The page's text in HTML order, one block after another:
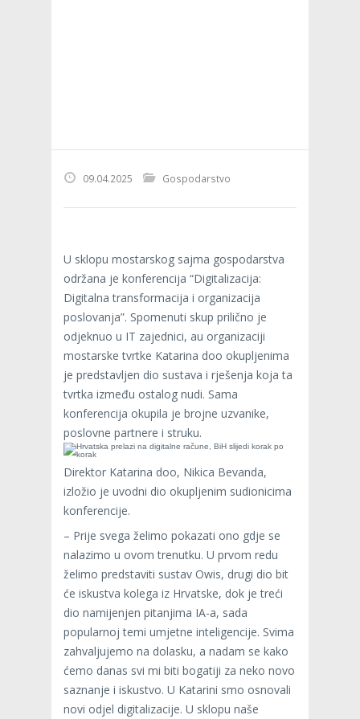
09.04.2025 Gospodarstvo
U sklopu mostarskog sajma gospodarstva
održana je konferencija “Digitalizacija:
Digitalna transformacija i organizacija
poslovanja”. Spomenuti skup prilično je
odjeknuo u IT zajednici, au organizaciji
mostarske tvrtke Katarina doo okupljenima
je predstavljen dio sustava i rješenja koja ta
tvrtka između ostalog nudi. Sama
konferencija okupila je brojne uzvanike,
poslovne partnere i struku.
Direktor Katarina doo, Nikica Bevanda,
izložio je uvodni dio okupljenim sudionicima
konferencije.
– Prije svega želimo pokazati ono gdje se
nalazimo u ovom trenutku. U prvom redu
želimo predstaviti sustav Owis, drugi dio bit
će iskustva kolega iz Hrvatske, dok je treći
dio namijenjen pitanjima IA-a, sada
popularnoj temi umjetne inteligencije. Svima
zahvaljujemo na dolasku, a nadam se kako
ćemo danas svi mi biti bogatiji za neko novo
saznanje i iskustvo. U Katarini smo osnovali
novi odjel digitalizacije. U sklopu naše